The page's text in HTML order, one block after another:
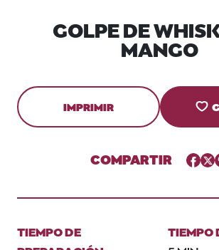
GOLPE DE
MANGO
IMPRIMIR
COMPARTIR
TIEMPO DE
TIEMPO